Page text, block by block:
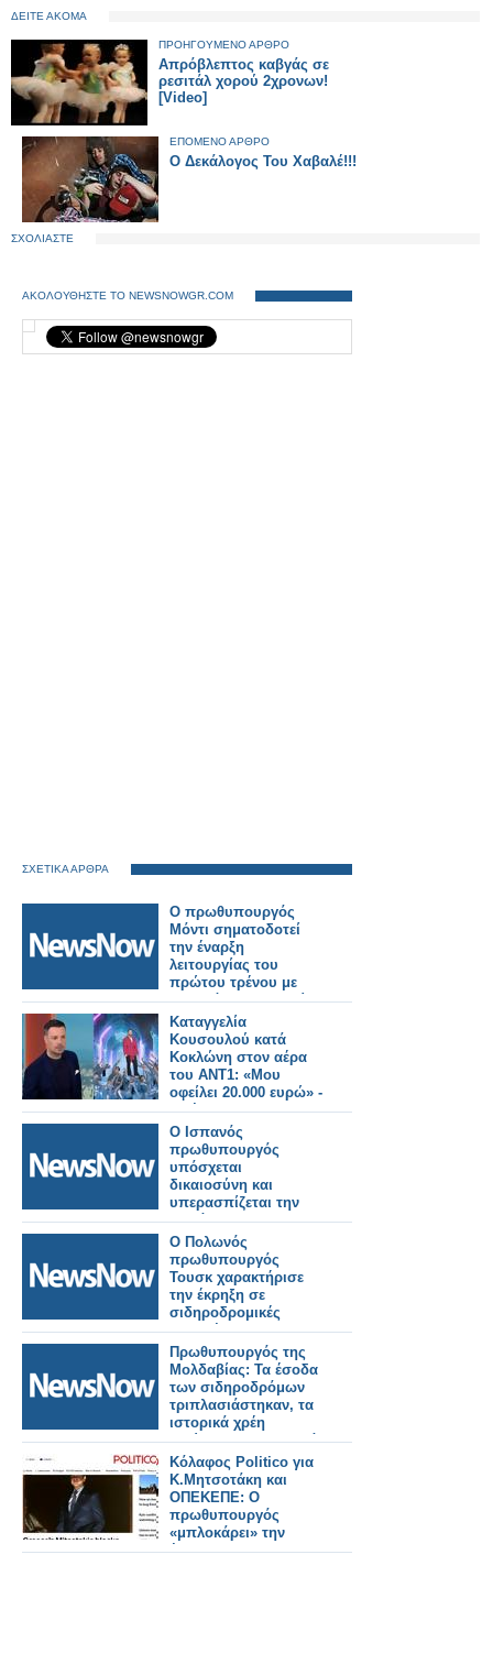
ΔΕΙΤΕ ΑΚΟΜΑ
ΠΡΟΗΓΟΥΜΕΝΟ ΑΡΘΡΟ
Απρόβλεπτος καβγάς σε
ρεσιτάλ χορού 2χρονων!
[Video]
ΕΠΟΜΕΝΟ ΑΡΘΡΟ
O Δεκάλογος Του Χαβαλέ!!!
ΣΧΟΛΙΑΣΤΕ
ΑΚΟΛΟΥΘΗΣΤΕ ΤΟ NEWSNOWGR.COM
ΣΧΕΤΙΚΑ ΑΡΘΡΑ
Ο πρωθυπουργός
Μόντι σηματοδοτεί
την έναρξη
λειτουργίας του
πρώτου τρένου με
υδρογόνο στην Ινδία,
αποκαλώντας το
επιτυχημένο
παράδειγμα της
καμπάνιας «Make in
India»
Καταγγελία
Κουσουλού κατά
Κοκλώνη στον αέρα
του ΑΝΤ1: «Μου
οφείλει 20.000 ευρώ» -
Τα έχωσε και στην
Σίσσυ Χρηστίδου...
Ο Ισπανός
πρωθυπουργός
υπόσχεται
δικαιοσύνη και
υπερασπίζεται την
ασφάλεια των
σιδηροδρόμων μετά
τα θανατηφόρα
δυστυχήματα
Ο Πολωνός
πρωθυπουργός
Τουσκ χαρακτήρισε
την έκρηξη σε
σιδηροδρομικές
γραμμές ως
«δολιοφθορά»
Πρωθυπουργός της
Μολδαβίας: Τα έσοδα
των σιδηροδρόμων
τριπλασιάστηκαν, τα
ιστορικά χρέη
μειώθηκαν σημαντικά
Κόλαφος Politico για
K.Μητσοτάκη και
ΟΠΕΚΕΠΕ: Ο
πρωθυπουργός
«μπλοκάρει» την
έρευνα για τους